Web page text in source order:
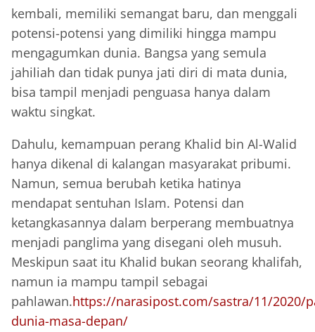
kembali, memiliki semangat baru, dan menggali
potensi-potensi yang dimiliki hingga mampu
mengagumkan dunia. Bangsa yang semula
jahiliah dan tidak punya jati diri di mata dunia,
bisa tampil menjadi penguasa hanya dalam
waktu singkat.
Dahulu, kemampuan perang Khalid bin Al-Walid
hanya dikenal di kalangan masyarakat pribumi.
Namun, semua berubah ketika hatinya
mendapat sentuhan Islam. Potensi dan
ketangkasannya dalam berperang membuatnya
menjadi panglima yang disegani oleh musuh.
Meskipun saat itu Khalid bukan seorang khalifah,
namun ia mampu tampil sebagai
pahlawan.https://narasipost.com/sastra/11/2020/
dunia-masa-depan/